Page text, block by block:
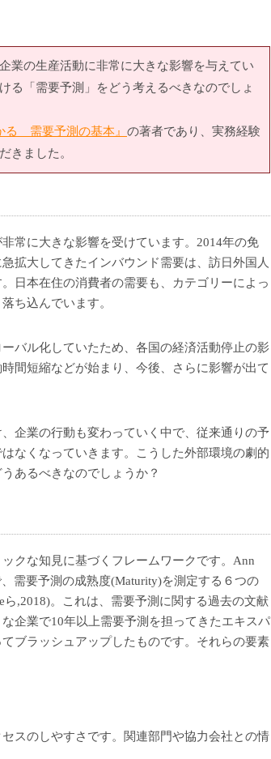
業の生産活動に非常に大きな影響を与えてい
る「需要予測」をどう考えるべきなのでしょ
る 需要予測の基本』 の著者であり、実務経験
きました。
常に大きな影響を受けています。2014年の免
拡大してきたインバウンド需要は、訪日外国人
日本在住の消費者の需要も、カテゴリーによっ
ち込んでいます。
バル化していたため、各国の経済活動停止の影
間短縮などが始まり、今後、さらに影響が出て
企業の行動も変わっていく中で、従来通りの予
なくなっていきます。こうした外部環境の劇的
あるべきなのでしょうか？
クな知見に基づくフレームワークです。Ann
需要予測の成熟度(Maturity)を測定する６つの
ら,2018)。これは、需要予測に関する過去の文献
企業で10年以上需要予測を担ってきたエキスパ
ブラッシュアップしたものです。それらの要素
スのしやすさです。関連部門や協力会社との情